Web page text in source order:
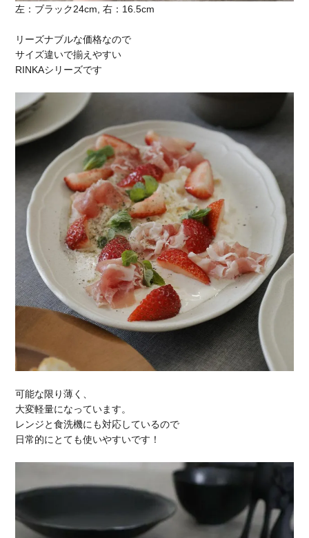
左：ブラック24cm, 右：16.5cm
リーズナブルな価格なので
サイズ違いで揃えやすい
RINKAシリーズです
可能な限り薄く、
大変軽量になっています。
レンジと食洗機にも対応しているので
日常的にとても使いやすいです！